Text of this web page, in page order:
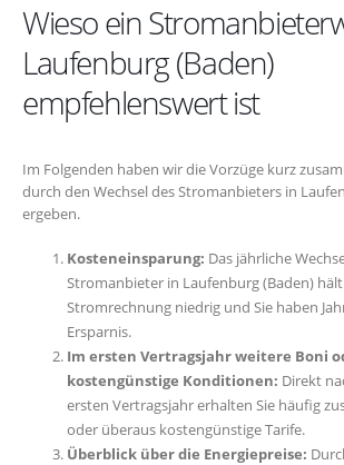
Wieso ein
Laufenburg (Baden)
empfehlenswert ist
Im Folgenden haben wir die Vorzüge kurz
durch den Wechsel des Stromanbieters in
ergeben.
Kosteneinsparung: Das jährliche
Stromanbieter in Laufenburg (Baden)
Stromrechnung niedrig und Sie haben
Ersparnis.
Im ersten Vertragsjahr weitere Boni
kostengünstige Konditionen: Direkt
ersten Vertragsjahr erhalten Sie häufig
oder überaus kostengünstige Tarife.
Überblick über die Energiepreise: